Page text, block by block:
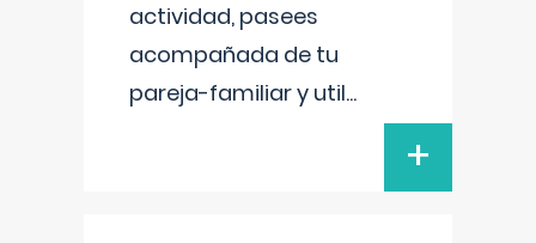
actividad, pasees
acompañada de tu
pareja-familiar y util...
+